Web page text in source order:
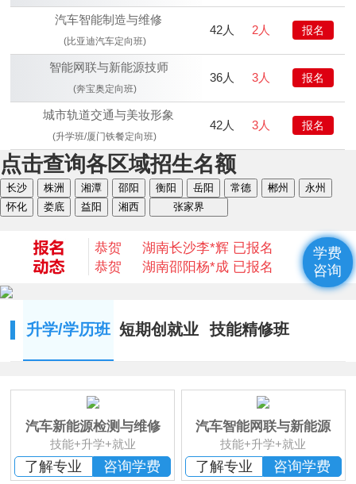
汽车智能制造与维修
(比亚迪汽车定向班)
42人 2人 报名
智能网联与新能源技师
(奔宝奥定向班)
36人 3人 报名
城市轨道交通与美妆形象
(升学班/厦门铁餐定向班)
42人 3人 报名
点击查询各区域招生名额
长沙 株洲 湘潭 邵阳 衡阳 岳阳 常德 郴州
永州
怀化
娄底 益阳 湘西 张家界
恭贺 湖南衡阳何* 已报名
恭贺
湖南益阳陈* 已报名
恭贺
湖南湘西何*凡 已报名
恭贺
湖南长沙李*辉 已报名
恭贺
湖南邵阳杨*成 已报名
恭贺
湖南衡阳谢光平 已报名
恭贺
恭贺
何*凡 已报名
恭贺
湖南益阳卢*俊 已报名
恭贺
湖南长沙
李*辉 已报名
恭贺
湖南邵阳杨*成 已报名
恭贺
湖南郴州刘* 已报名
升学/学历班 短期创就业
班
技能精修班
汽车新能源检测与维修
技能+升学+就业
了解专业 咨询学费
汽车智能网联与新能源
技能+升学+就业
了解专业 咨询学费
学费
咨询